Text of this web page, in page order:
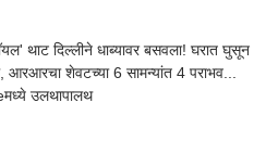
थाट दिल्लीने धाब्यावर बसवला! घरात घुसून
आरआरचा शेवटच्या 6 सामन्यांत 4 पराभव...
उलथापालथ